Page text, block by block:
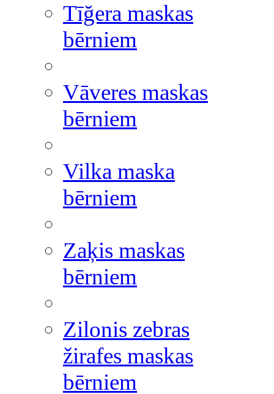
Tīğera maskas
bērniem
Vāveres maskas
bērniem
Vilka maska
bērniem
Zaķis maskas
bērniem
Zilonis zebras
žirafes maskas
bērniem